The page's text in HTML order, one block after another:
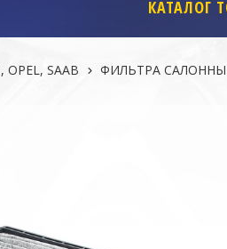
КАТАЛОГ
OPEL, SAAB
ФИЛЬТРА